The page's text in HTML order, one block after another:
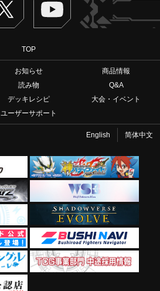
TOP
お知らせ
商品情報
読み物
Q&A
デッキレシピ
大会・イベント
ユーザーサポート
English 简体中文